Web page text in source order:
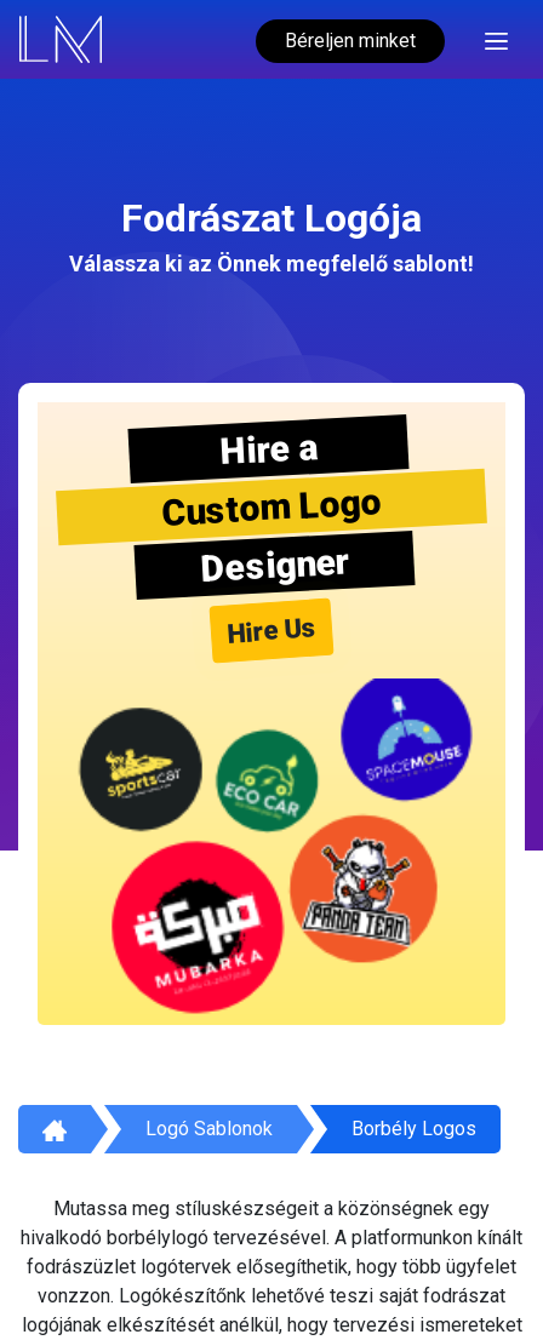
Béreljen minket
Fodrászat Logója
Válassza ki az Önnek megfelelő sablont!
Hire a
Custom Logo
Designer
Hire Us
Logó Sablonok Borbély Logos
Mutassa meg stíluskészségeit a közönségnek egy
hivalkodó borbélylogó tervezésével. A platformunkon kínált
fodrászüzlet logótervek elősegíthetik, hogy több ügyfelet
vonzzon. Logókészítőnk lehetővé teszi saját fodrászat
logójának elkészítését anélkül, hogy tervezési ismereteket